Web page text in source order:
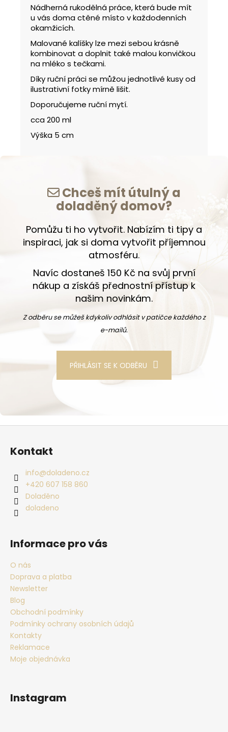
Nádherná rukodělná práce, která bude mít
u vás doma ctěné místo v každodenních
okamžicích.
Malované kalíšky lze mezi sebou krásně
kombinovat a doplnit také malou konvičkou
na mléko s tečkami.
Díky ruční práci se můžou jednotlivé kusy od
ilustrativní fotky mírně lišit.
Doporučujeme ruční mytí.
cca 200 ml
Výška 5 cm
Chceš mít útulný a
doladěný domov?
Pomůžu ti ho vytvořit. Nabízím ti tipy a
inspiraci, jak si doma vytvořit příjemnou
atmosféru.
Navíc dostaneš 150 Kč na svůj první
nákup a získáš přednostní přístup k
našim novinkám.
Z odběru se můžeš kdykoliv odhlásit v patičce každého z
e-mailů.
PŘIHLÁSIT SE K ODBĚRU
Zápatí
Kontakt
info@doladeno.cz
+420 607 158 860
Doladěno
doladeno
Informace pro vás
O nás
Doprava a platba
Newsletter
Blog
Obchodní podmínky
Podmínky ochrany osobních údajů
Kontakty
Reklamace
Moje objednávka
Instagram